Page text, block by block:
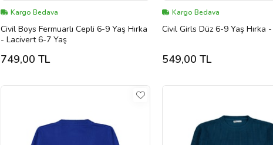
Kargo Bedava
Civil Boys Fermuarlı Cepli 6-9 Yaş Hırka
- Lacivert 6-7 Yaş
749,00 TL
Kargo Bedava
Civil Girls Düz 6-9 Yaş Hırka
549,00 TL